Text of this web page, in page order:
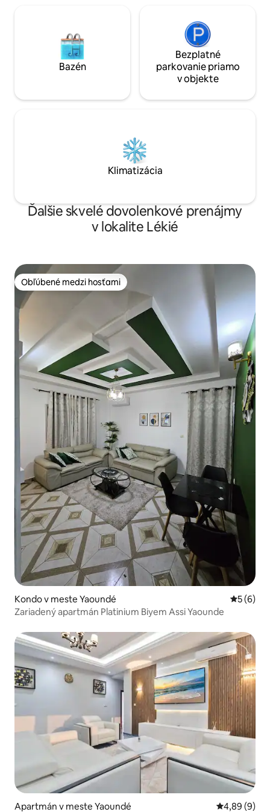
Bazén
Bezplatné
parkovanie priamo
v objekte
Klimatizácia
Ďalšie skvelé dovolenkové prenájmy
v lokalite Lékié
Obľúbené medzi hosťami
Obľúbené medzi hosťami
Kondo v meste Yaoundé
5 (6)
Zariadený apartmán Platinium Biyem Assi Yaounde
Apartmán v meste Yaoundé Priemerné
4,89 (9)